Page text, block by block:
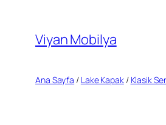
Viyan Mobilya
Ana Sayfa / Lake Kapak/ Klasik